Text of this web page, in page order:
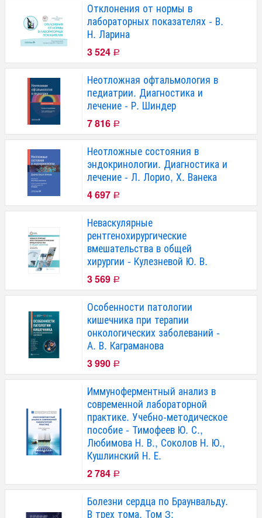
Отклонения от нормы в
лабораторных показателях - В.
Н. Ларина
3 524 Р
Неотложная офтальмология в
педиатрии. Диагностика и
лечение - Р. Шиндер
7 816 Р
Неотложные состояния в
эндокринологии. Диагностика и
лечение - Л. Лорио, Х. Ванека
4 697 Р
Неваскулярные
рентгенохирургические
вмешательства в общей
хирургии - Кулезневой Ю. В.
3 569 Р
Особенности патологии
кишечника при терапии
онкологических заболеваний -
А. В. Каграманова
3 990 Р
Иммуноферментный анализ в
современной лабораторной
практике. Учебно-методическое
пособие - Тимофеев Ю. С.,
Любимова Н. В., Соколов Н. Ю.,
Кушлинский Н. Е.
2 784 Р
Болезни сердца по Браунвальду.
В трех тома. Том 3: